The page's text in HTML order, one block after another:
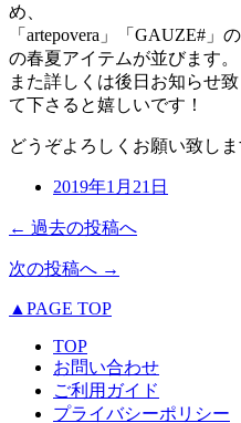
め、
「artepovera」「GAUZE#」
の春夏アイテムが並びます。
また詳しくは後日お知らせ
て下さると嬉しいです！
どうぞよろしくお願い致しま
2019年1月21日
← 過去の投稿へ
次の投稿へ →
▲PAGE TOP
TOP
お問い合わせ
ご利用ガイド
プライバシーポリシー